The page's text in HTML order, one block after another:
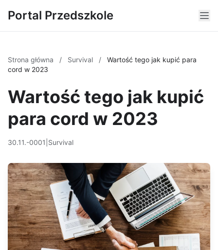
Portal Przedszkole
Strona główna / Survival /
Wartość tego jak kupić para
cord w 2023
Wartość tego jak kupić
para cord w 2023
30.11.-0001 Survival